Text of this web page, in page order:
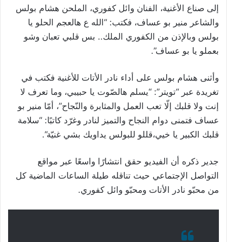
إلى صناع الأغنية، الفنان وائل كفوري، الملحن هشام بولس
والشاعر منير بو عساف، فكتب: “الله ع هالعجم الحلو يا
بولس وبالإذن من الكفوري الملك.. بس قلبي تعبان وشو
بعملو يا بو عساف”.
وأثنى هشام بولس على أداء نادر الأتات للأغنية فكتب في
تغريدة عبر “تويتر”: “يسلم هالصّوت يا حبيبي، وما تعرف لا
إنت ولا قلبك إلّا تعب العمل والمثابرة والنّجاح”، أمّا منير بو
عساف فتمنى دوام النجاح والتميز لنادر وغرّد كاتبًا: “سلامة
قلبك الكبير يا خيي،قللو للبولس يداويك بشي غنيّة”.
جدير ذكره أن الفيديو حقق انتشارًا واسعًا عبر مواقع
التواصل الإجتماعي حيث تناقله طيلة الساعات الماضية كل
من محبّو نادر الأتات ومحبّو وائل كفوري.